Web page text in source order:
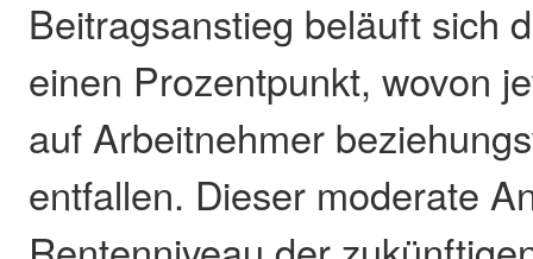
Beitragsanstieg beläuft sich
einen Prozentpunkt, wovon
auf Arbeitnehmer
entfallen. Dieser moderate